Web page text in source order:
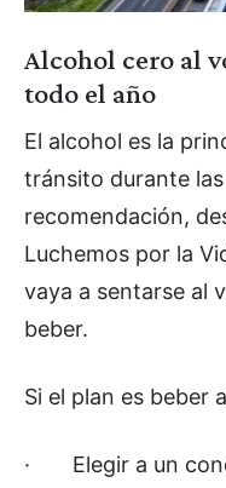
Alcohol cero al
todo el año
El alcohol es la
tránsito durante
recomendación,
Luchemos por la
vaya a sentarse al
beber.
Si el plan es beber
·
Elegir a un